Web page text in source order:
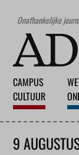
Onafhankelijke
CAMPUS
CULTUUR
9